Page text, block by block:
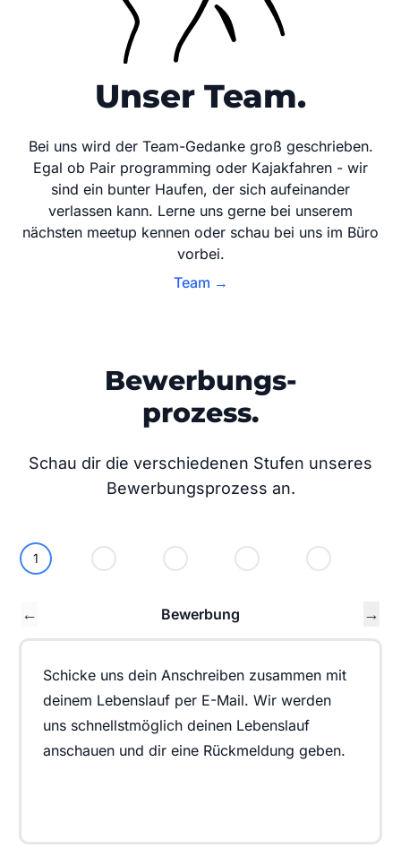
Unser Team.
Bei uns wird der Team-Gedanke groß geschrieben.
Egal ob Pair programming oder Kajakfahren - wir
sind ein bunter Haufen, der sich aufeinander
verlassen kann. Lerne uns gerne bei unserem
nächsten meetup kennen oder schau bei uns im Büro
vorbei.
Team →
Bewerbungs-
prozess.
Schau dir die verschiedenen Stufen unseres
Bewerbungsprozess an.
1
2 3 4 5
← Bewerbung →
Schicke uns dein Anschreiben zusammen mit
deinem Lebenslauf per E-Mail. Wir werden
uns schnellstmöglich deinen Lebenslauf
anschauen und dir eine Rückmeldung geben.